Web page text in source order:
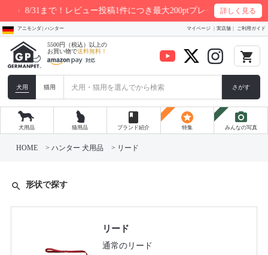
で！レビュー投稿1件につき最大200ptプレゼント 詳しく見る
アニモンダ | ハンター マイページ 実店舗 ご利用ガイド
5500円（税込）以上の
お買い物で送料無料！ local_grocery_store
犬用 猫用 さがす
犬用品 猫用品
book
ブランド紹介
stars
特集
photo_camera
みんなの写真
HOME ハンター 犬用品 リード
search 形状で探す
リード
通常のリード